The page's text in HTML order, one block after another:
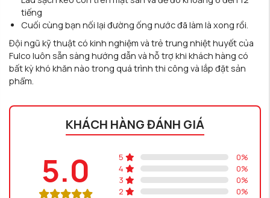
tiếng
Cuối cùng bạn nối lại đường ống nước đã làm là xong rồi.
Đội ngũ kỹ thuật có kinh nghiệm và trẻ trung nhiệt huyết của
Fulco luôn sẵn sàng hướng dẫn và hỗ trợ khi khách hàng có
bất kỳ khó khăn nào trong quá trình thi công và lắp đặt sản
phẩm.
KHÁCH HÀNG ĐÁNH GIÁ
5.0 5 0%
4
0%
3
0%
2
0%